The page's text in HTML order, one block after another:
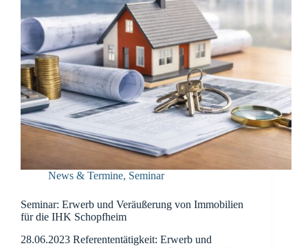
News & Termine, Seminar
Seminar: Erwerb und Veräußerung von Immobilien
für die IHK Schopfheim
28.06.2023 Referententätigkeit: Erwerb und